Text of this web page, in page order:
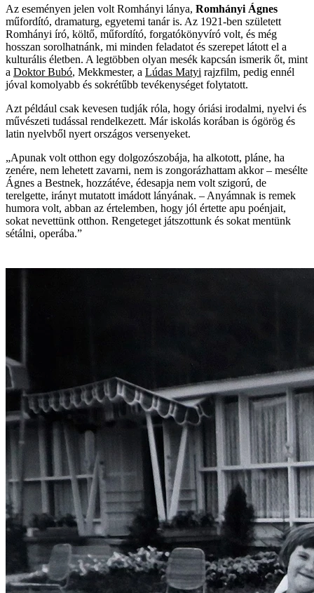
Az eseményen jelen volt Romhányi lánya, Romhányi Ágnes
műfordító, dramaturg, egyetemi tanár is. Az 1921-ben született
Romhányi író, költő, műfordító, forgatókönyvíró volt, és még
hosszan sorolhatnánk, mi minden feladatot és szerepet látott el a
kulturális életben. A legtöbben olyan mesék kapcsán ismerik őt, mint
a Doktor Bubó, Mekkmester, a Lúdas Matyi rajzfilm, pedig ennél
jóval komolyabb és sokrétűbb tevékenységet folytatott.
Azt például csak kevesen tudják róla, hogy óriási irodalmi, nyelvi és
művészeti tudással rendelkezett. Már iskolás korában is ógörög és
latin nyelvből nyert országos versenyeket.
„Apunak volt otthon egy dolgozószobája, ha alkotott, pláne, ha
zenére, nem lehetett zavarni, nem is zongorázhattam akkor – ­mesélte
Ágnes a Bestnek, hozzátéve, édesapja nem volt szigorú, de
terelgette, irányt mutatott imádott lányának. – Anyámnak is remek
humora volt, abban az értelemben, hogy jól értette apu poénjait,
sokat nevettünk otthon. Rengeteget játszottunk és sokat mentünk
sétálni, operába.”